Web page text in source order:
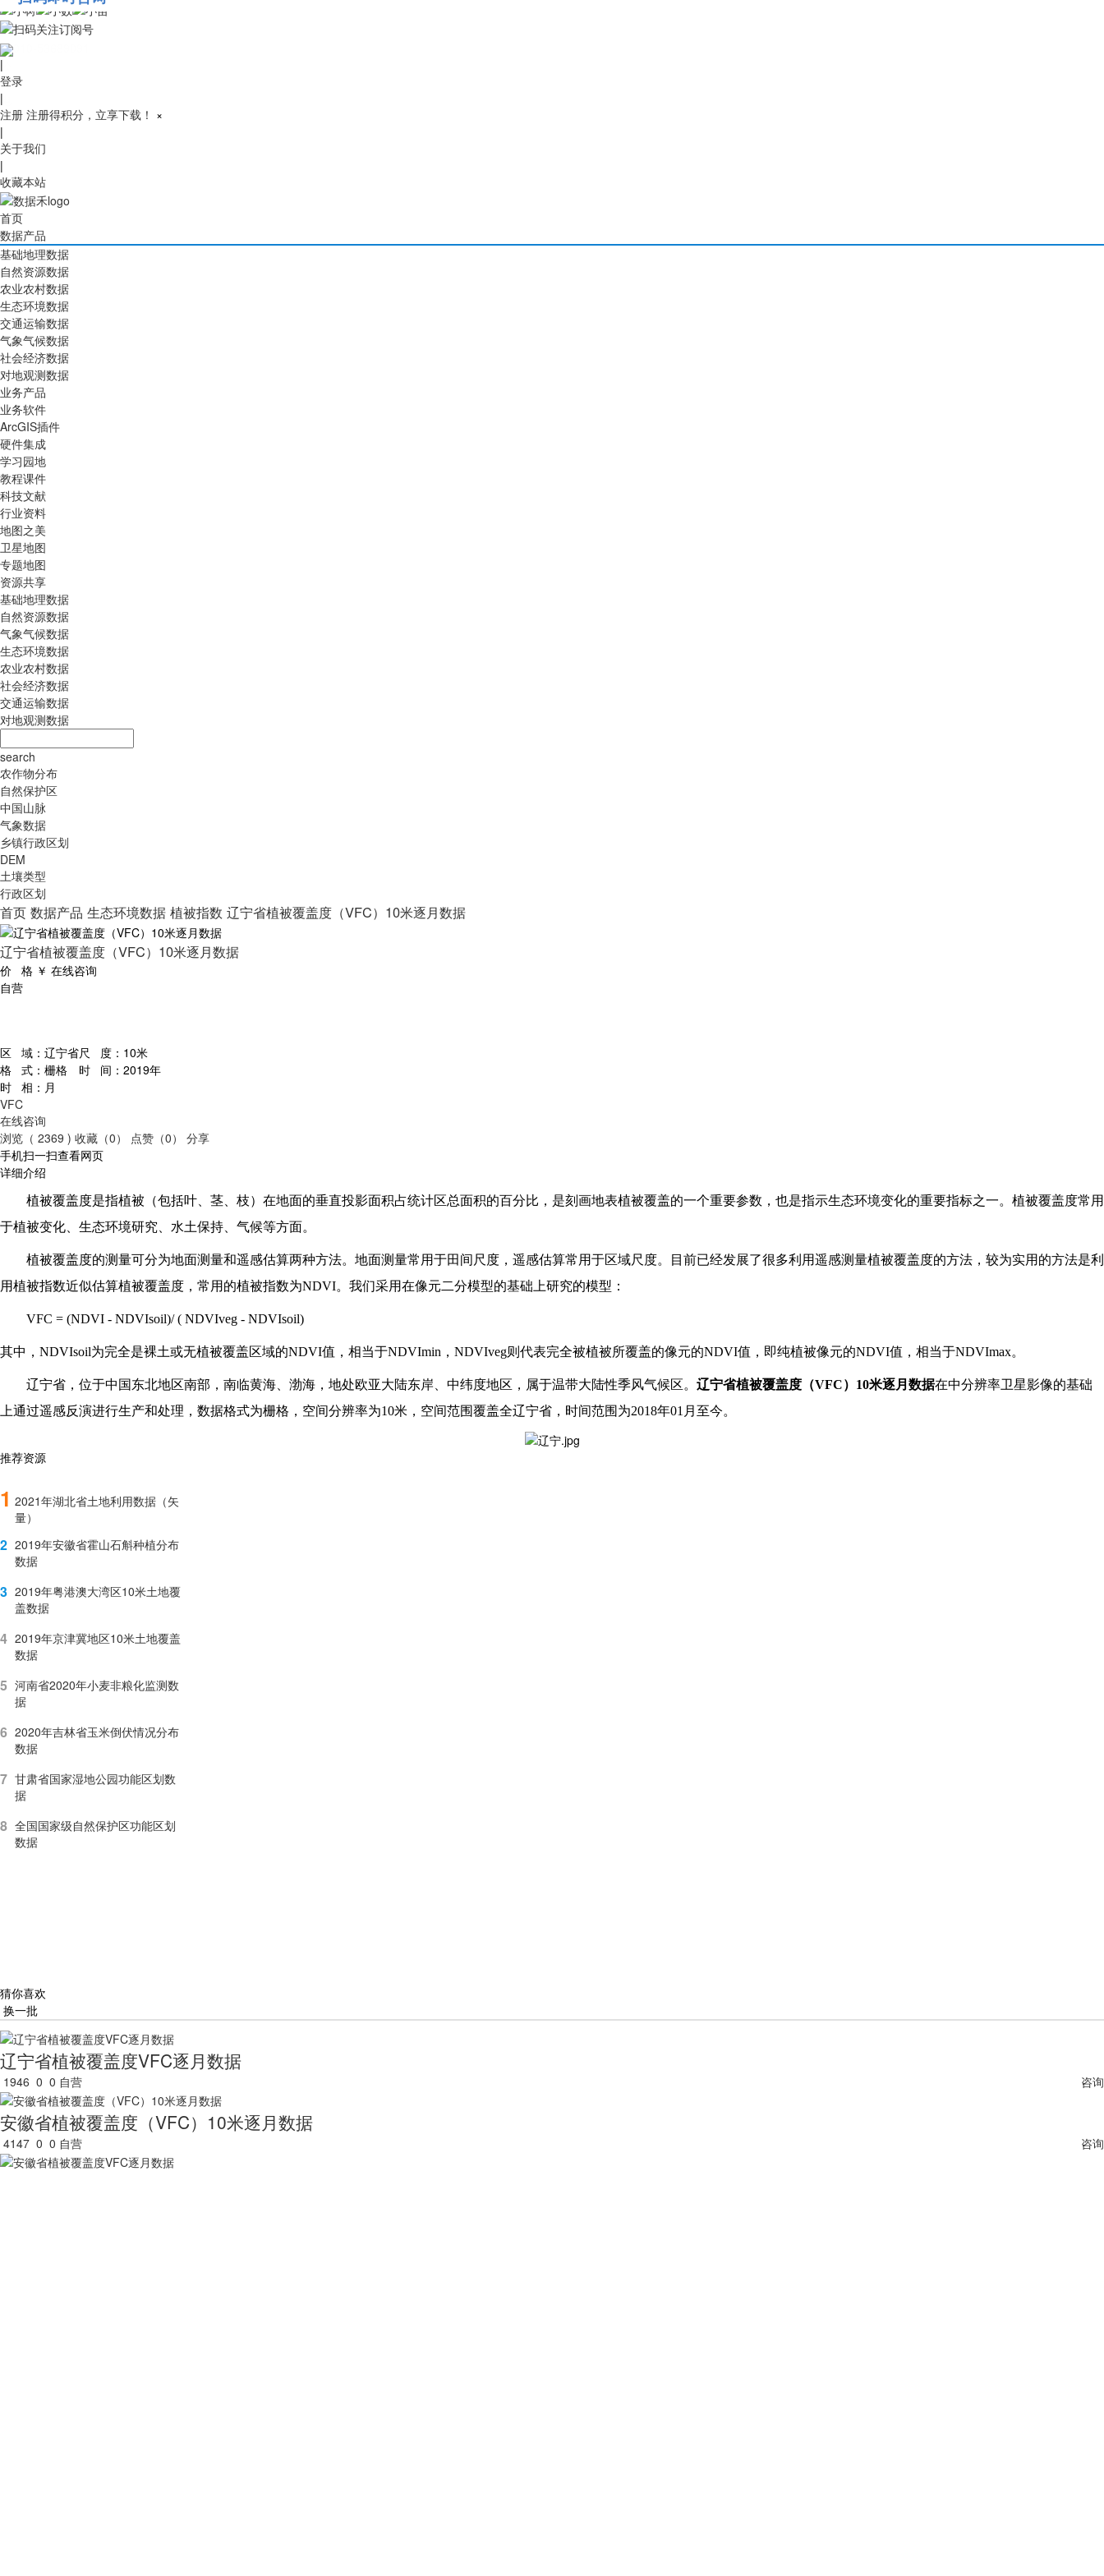
010-53689091
|
登录
|
注册 注册得积分，立享下载！ ×
|
关于我们
|
收藏本站
首页
数据产品
基础地理数据
自然资源数据
农业农村数据
生态环境数据
交通运输数据
气象气候数据
社会经济数据
对地观测数据
业务产品
业务软件
ArcGIS插件
硬件集成
学习园地
教程课件
科技文献
行业资料
地图之美
卫星地图
专题地图
资源共享
基础地理数据
自然资源数据
气象气候数据
生态环境数据
农业农村数据
社会经济数据
交通运输数据
对地观测数据
search
农作物分布
自然保护区
中国山脉
气象数据
乡镇行政区划
DEM
土壤类型
行政区划
首页 数据产品 生态环境数据 植被指数 辽宁省植被覆盖度（VFC）10米逐月数据
辽宁省植被覆盖度（VFC）10米逐月数据
价 格 ￥ 在线咨询
自营
区 域： 辽宁省尺 度： 10米
格 式： 栅格 时 间： 2019年
时 相： 月
VFC
在线咨询
浏览（ 2369 ) 收藏（0） 点赞（0）
分享
手机扫一扫查看网页
详细介绍
植被覆盖度是指植被（包括叶、茎、枝）在地面的垂直投影面积占统计区总面积的百分比，是刻画地表植被覆盖的一个重要参数，也是指示生态环境变化的重要指标之一。植被覆盖度常用
于植被变化、生态环境研究、水土保持、气候等方面。
植被覆盖度的测量可分为地面测量和遥感估算两种方法。地面测量常用于田间尺度，遥感估算常用于区域尺度。目前已经发展了很多利用遥感测量植被覆盖度的方法，较为实用的方法是利
用植被指数近似估算植被覆盖度，常用的植被指数为NDVI。我们采用在像元二分模型的基础上研究的模型：
VFC = (NDVI - NDVIsoil)/ ( NDVIveg - NDVIsoil)
其中，NDVIsoil为完全是裸土或无植被覆盖区域的NDVI值，相当于NDVImin，NDVIveg则代表完全被植被所覆盖的像元的NDVI值，即纯植被像元的NDVI值，相当于NDVImax。
辽宁省，位于中国东北地区南部，南临黄海、渤海，地处欧亚大陆东岸、中纬度地区，属于温带大陆性季风气候区。 辽宁省植被覆盖度（VFC）10米逐月数据在中分辨率卫星影像的基础
上通过遥感反演进行生产和处理，数据格式为栅格，空间分辨率为10米，空间范围覆盖全辽宁省，时间范围为2018年01月至今。
推荐资源
1 2021年湖北省土地利用数据（矢
量）
2 2019年安徽省霍山石斛种植分布
数据
3 2019年粤港澳大湾区10米土地覆
盖数据
4 2019年京津冀地区10米土地覆盖
数据
5 河南省2020年小麦非粮化监测数
据
6 2020年吉林省玉米倒伏情况分布
数据
7 甘肃省国家湿地公园功能区划数
据
8 全国国家级自然保护区功能区划
数据
猜你喜欢
换一批
辽宁省植被覆盖度VFC逐月数据
1946 0 0 自营 咨询
安徽省植被覆盖度（VFC）10米逐月数据
4147 0 0 自营 咨询